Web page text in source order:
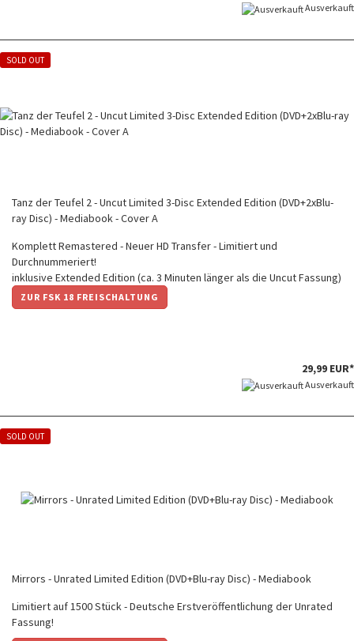
Ausverkauft
SOLD OUT
Tanz der Teufel 2 - Uncut Limited 3-Disc Extended Edition (DVD+2xBlu-
ray Disc) - Mediabook - Cover A
Komplett Remastered - Neuer HD Transfer - Limitiert und
Durchnummeriert!
inklusive Extended Edition (ca. 3 Minuten länger als die Uncut Fassung)
ZUR FSK 18 FREISCHALTUNG
29,99 EUR*
Ausverkauft
SOLD OUT
Mirrors - Unrated Limited Edition (DVD+Blu-ray Disc) - Mediabook
Limitiert auf 1500 Stück - Deutsche Erstveröffentlichung der Unrated
Fassung!